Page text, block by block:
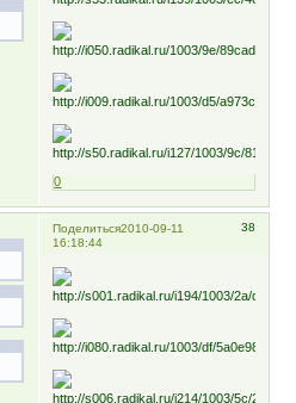
0
Поделиться 38
2010-09-11
16:18:44